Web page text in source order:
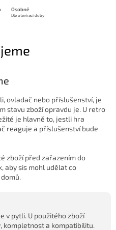
Osobně
Dle otevírací doby
ovladač nebo příslušenství, je
stavu zboží opravdu je. U retro
je hlavně to, jestli hra
reaguje a příslušenství bude
zboží před zařazením do
aby sis mohl udělat co
v pytli. U použitého zboží
kompletnost a kompatibilitu.